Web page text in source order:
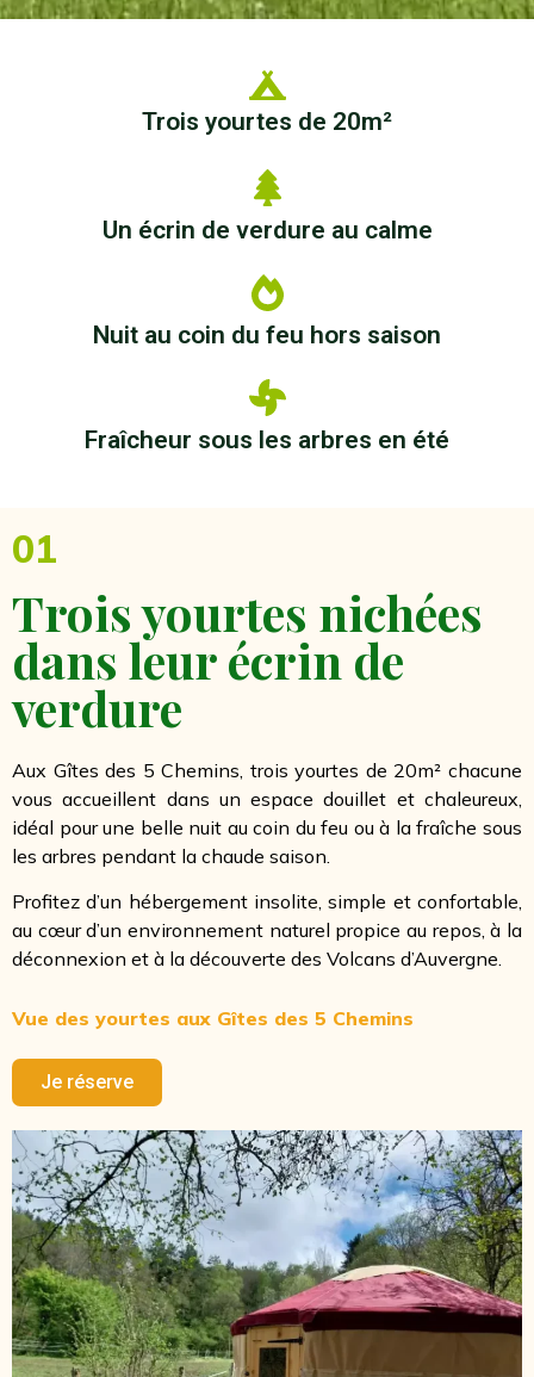
Trois yourtes de 20m²
Un écrin de verdure au calme
Nuit au coin du feu hors saison
Fraîcheur sous les arbres en été
01
Trois yourtes nichées
dans leur écrin de
verdure
Aux Gîtes des 5 Chemins, trois yourtes de 20m² chacune
vous accueillent dans un espace douillet et chaleureux,
idéal pour une belle nuit au coin du feu ou à la fraîche sous
les arbres pendant la chaude saison.
Profitez d’un hébergement insolite, simple et confortable,
au cœur d’un environnement naturel propice au repos, à la
déconnexion et à la découverte des Volcans d’Auvergne.
Vue des yourtes aux Gîtes des 5 Chemins
Je réserve